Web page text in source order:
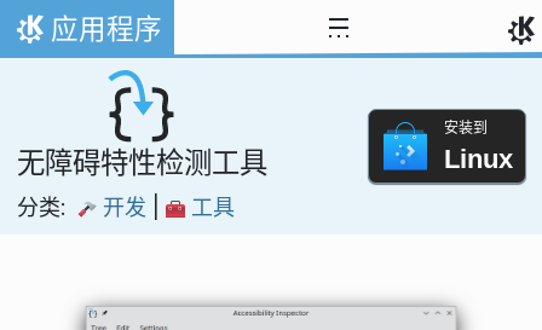
跳至内容
首页
应用程序
无障碍特性检测工具
分类: 开发 工具
安装到
Linux